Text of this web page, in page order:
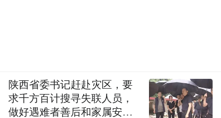
陕西省委书记赶赴灾区，要
求千方百计搜寻失联人员，
做好遇难者善后和家属安抚